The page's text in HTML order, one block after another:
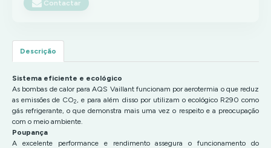
Contactar
Descrição
Sistema eficiente e ecológico
As bombas de calor para AQS Vaillant funcionam por aerotermia o que reduz
as emissões de CO2, e para além disso por utilizam o ecológico R290 como
gás refrigerante, o que demonstra mais uma vez o respeito e a preocupação
com o meio ambiente.
Poupança
A excelente performance e rendimento assegura o funcionamento do